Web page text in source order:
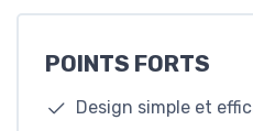
POINTS FORTS
Design simple et